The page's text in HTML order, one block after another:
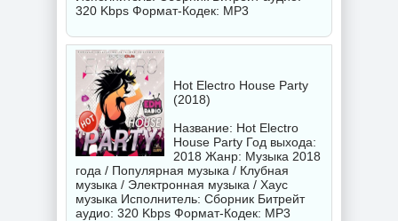
320 Kbps Формат-Кодек: MP3
Hot Electro House Party
(2018)
Название: Hot Electro
House Party Год выхода:
2018 Жанр: Музыка 2018
года / Популярная музыка / Клубная
музыка / Электронная музыка / Хаус
музыка Исполнитель: Сборник Битрейт
аудио: 320 Kbps Формат-Кодек: MP3